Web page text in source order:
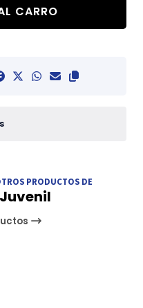
CARRO
PRODUCTOS DE